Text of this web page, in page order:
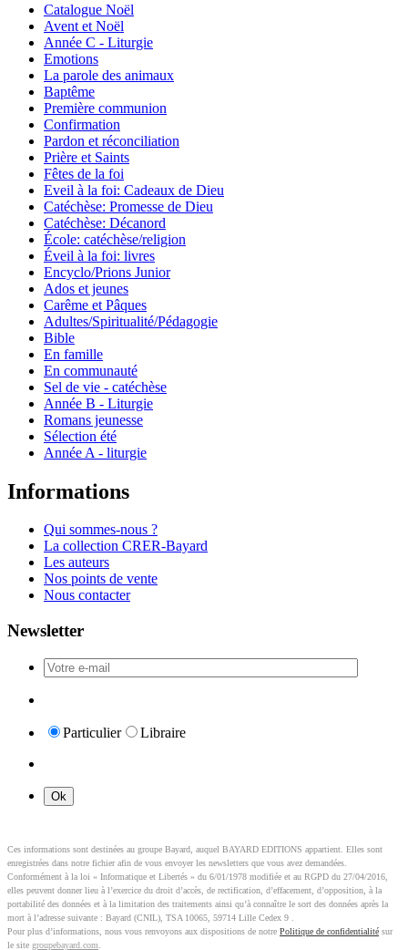
Catalogue Noël
Avent et Noël
Année C - Liturgie
Emotions
La parole des animaux
Baptême
Première communion
Confirmation
Pardon et réconciliation
Prière et Saints
Fêtes de la foi
Eveil à la foi: Cadeaux de Dieu
Catéchèse: Promesse de Dieu
Catéchèse: Décanord
École: catéchèse/religion
Éveil à la foi: livres
Encyclo/Prions Junior
Ados et jeunes
Carême et Pâques
Adultes/Spiritualité/Pédagogie
Bible
En famille
En communauté
Sel de vie - catéchèse
Année B - Liturgie
Romans jeunesse
Sélection été
Année A - liturgie
Informations
Qui sommes-nous ?
La collection CRER-Bayard
Les auteurs
Nos points de vente
Nous contacter
Newsletter
Particulier Libraire
Ces informations sont destinées au groupe Bayard, auquel BAYARD EDITIONS appartient. Elles sont
enregistrées dans notre fichier afin de vous envoyer les newsletters que vous avez demandées.
Conformément à la loi « Informatique et Libertés » du 6/01/1978 modifiée et au RGPD du 27/04/2016,
elles peuvent donner lieu à l’exercice du droit d’accès, de rectification, d’effacement, d’opposition, à la
portabilité des données et à la limitation des traitements ainsi qu’à connaître le sort des données après la
mort à l’adresse suivante : Bayard (CNIL), TSA 10065, 59714 Lille Cedex 9 .
Pour plus d’informations, nous vous renvoyons aux dispositions de notre Politique de confidentialité sur
le site groupebayard.com